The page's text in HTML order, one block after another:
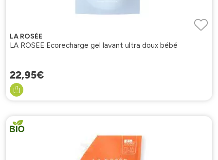
LA ROSÉE
LA ROSEE Ecorecharge gel lavant ultra doux bébé
22,95€